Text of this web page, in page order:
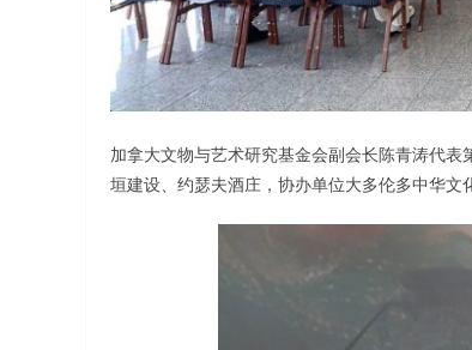
加拿大文物与艺术研究基金会副会长陈青涛代
垣建设、约瑟夫酒庄，协办单位大多伦多中华文